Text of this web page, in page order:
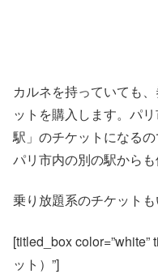
カルネを持っていても
ットを購入します。パ
駅」のチケットになる
パリ市内の別の駅からも
乗り放題系のチケットも
[titled_box
ット）”]